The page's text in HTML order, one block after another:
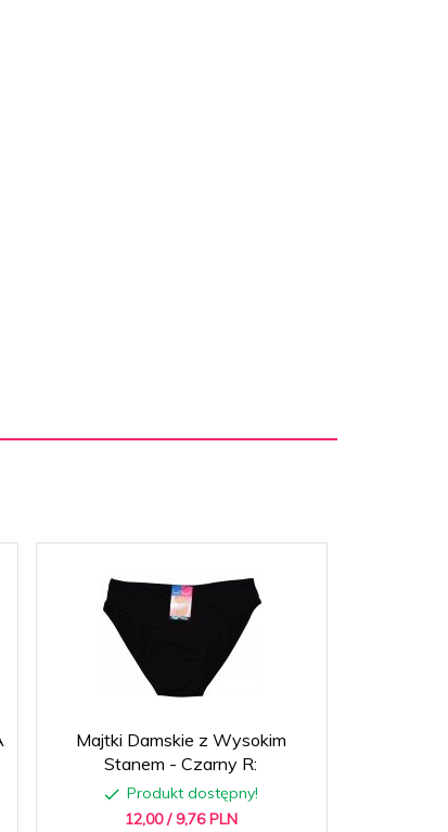
Majtki Damskie z Wysokim
Stanem - Czarny R:
Produkt dostępny!
12,00 / 9,76 PLN